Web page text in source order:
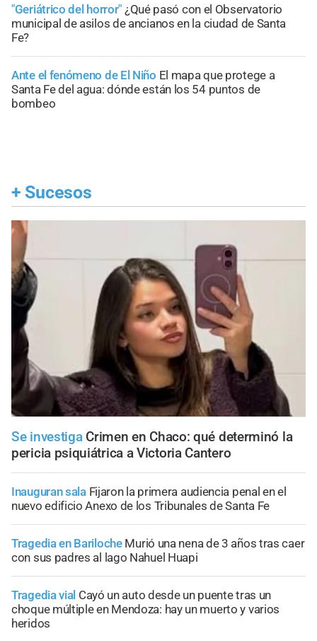
"Geriátrico del horror" ¿Qué pasó con el Observatorio
municipal de asilos de ancianos en la ciudad de Santa
Fe?
Ante el fenómeno de El Niño El mapa que protege a
Santa Fe del agua: dónde están los 54 puntos de
bombeo
+ Sucesos
Se investiga Crimen en Chaco: qué determinó la
pericia psiquiátrica a Victoria Cantero
Inauguran sala Fijaron la primera audiencia penal en el
nuevo edificio Anexo de los Tribunales de Santa Fe
Tragedia en Bariloche Murió una nena de 3 años tras caer
con sus padres al lago Nahuel Huapi
Tragedia vial Cayó un auto desde un puente tras un
choque múltiple en Mendoza: hay un muerto y varios
heridos